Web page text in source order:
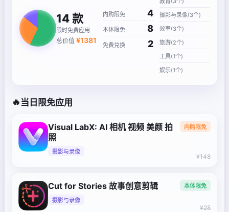
14款
限时免费应用
总价值 ¥1381
内购限免 4
本体限免 8
免费兑换 2
摄影与录像(3个)
效率(3个)
旅游(2个)
工具(1个)
娱乐(1个)
🔥 当日限免应用
Visual LabX: AI 相机 视频 美颜 拍
照
摄影与录像
内购限免
¥148
Cut for Stories 故事创意剪辑
摄影与录像
本体限免
¥28